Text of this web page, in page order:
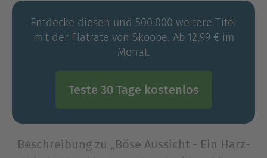
Entdecke diesen und 500.000 weitere Titel
mit der Flatrate von Skoobe. Ab 12,99 € im
Monat.
Teste 30 Tage kostenlos
Beschreibung zu „Böse Aussicht - Ein Harz-